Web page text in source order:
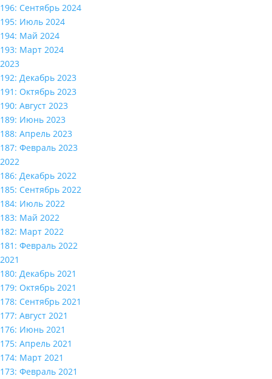
196: Сентябрь 2024
195: Июль 2024
194: Май 2024
193: Март 2024
2023
192: Декабрь 2023
191: Октябрь 2023
190: Август 2023
189: Июнь 2023
188: Апрель 2023
187: Февраль 2023
2022
186: Декабрь 2022
185: Сентябрь 2022
184: Июль 2022
183: Май 2022
182: Март 2022
181: Февраль 2022
2021
180: Декабрь 2021
179: Октябрь 2021
178: Сентябрь 2021
177: Август 2021
176: Июнь 2021
175: Апрель 2021
174: Март 2021
173: Февраль 2021